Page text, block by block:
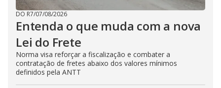
DO R7/07/08/2026
Entenda o que muda com a nova
Lei do Frete
Norma visa reforçar a fiscalização e combater a
contratação de fretes abaixo dos valores mínimos
definidos pela ANTT